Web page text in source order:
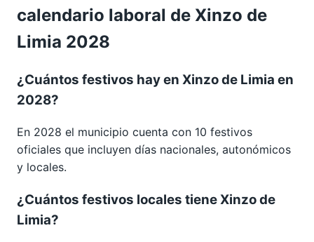
calendario laboral de Xinzo de
Limia 2028
¿Cuántos festivos hay en Xinzo de Limia en
2028?
En 2028 el municipio cuenta con 10 festivos
oficiales que incluyen días nacionales, autonómicos
y locales.
¿Cuántos festivos locales tiene Xinzo de
Limia?